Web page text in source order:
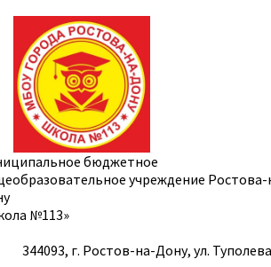
бюджетное
учреждение
№113»
344093, г. Ростов-на-Дону, ул.